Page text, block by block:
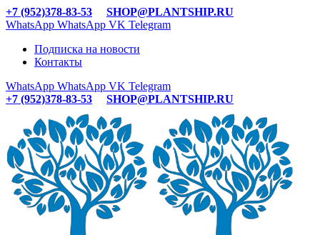
+7 (952)378-83-53
SHOP@PLANTSHIP.RU
WhatsApp WhatsApp VK Telegram
Подписка на новости
Контакты
WhatsApp WhatsApp VK Telegram
+7 (952)378-83-53
SHOP@PLANTSHIP.RU